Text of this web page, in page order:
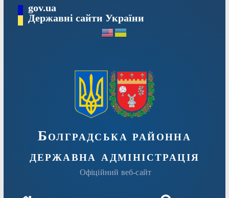
Перейтиgov.ua
Державні сайти України
Болградська районна
державна адміністрація
Офіційний веб-сайт